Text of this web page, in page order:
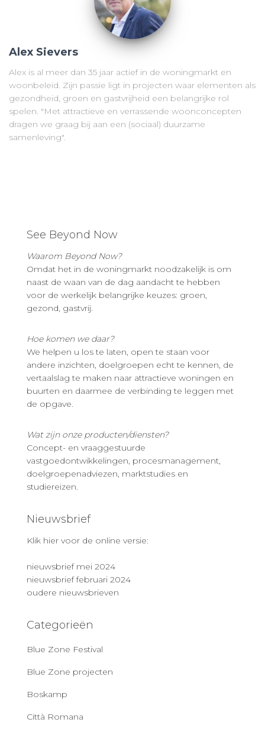
Alex Sievers
Alex is al meer dan 35 jaar actief in de woningmarkt en
woonbeleid. Zijn passie ligt in projecten waar elementen als
gezondheid, groen en gastvrijheid een belangrijke rol
spelen. "Met attractieve en verrassende woonconcepten
dragen we graag bij aan een (sociaal) duurzame
samenleving".
See Beyond Now
Waarom Beyond Now?
Omdat het in de woningmarkt noodzakelijk is om
naast de waan van de dag aandacht te hebben
voor de werkelijk belangrijke keuzes: groen,
gezond, gastvrij.
Hoe komen we daar?
We helpen u los te laten, open te staan voor
andere inzichten, doelgroepen echt te kennen, de
vertaalslag te maken naar attractieve woningen en
buurten en daarmee de verbinding te leggen met
de opgave.
Wat zijn onze producten/diensten?
Concept- en vraaggestuurde
vastgoedontwikkelingen, procesmanagement,
doelgroepenadviezen, marktstudies en
studiereizen.
Nieuwsbrief
Klik hier voor de online versie:
nieuwsbrief mei 2024
nieuwsbrief februari 2024
oudere nieuwsbrieven
Categorieën
Blue Zone Festival
Blue Zone projecten
Boskamp
Città Romana